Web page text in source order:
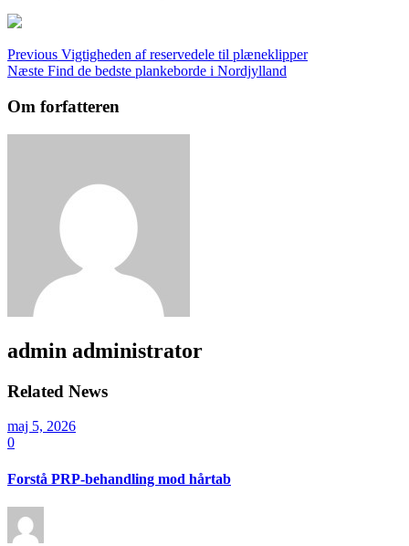
Indlægsnavigation
Previous Vigtigheden af reservedele til plæneklipper
Næste Find de bedste plankeborde i Nordjylland
Om forfatteren
admin administrator
Related News
maj 5, 2026
0
Forstå PRP-behandling mod hårtab